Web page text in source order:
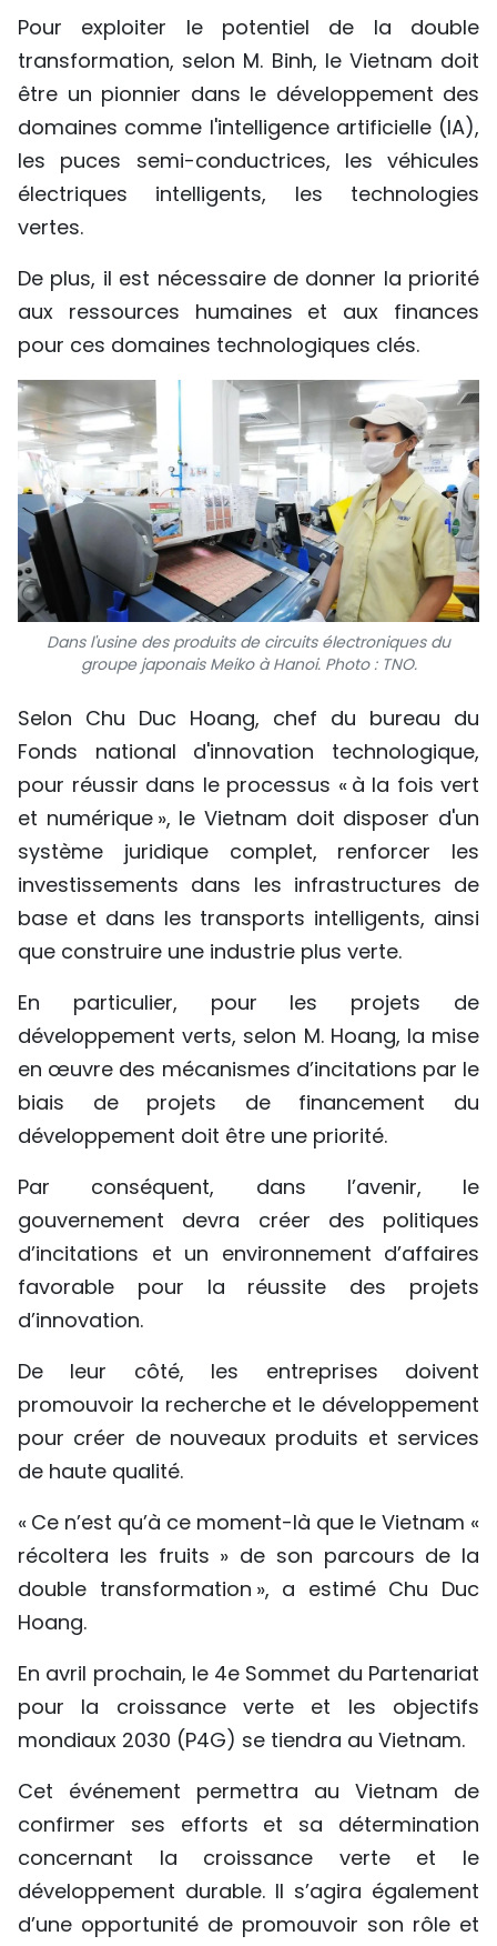
Pour exploiter le potentiel de la double
transformation, selon M. Binh, le Vietnam doit
être un pionnier dans le développement des
domaines comme l'intelligence artificielle (IA),
les puces semi-conductrices, les véhicules
électriques intelligents, les technologies
vertes.
De plus, il est nécessaire de donner la priorité
aux ressources humaines et aux finances
pour ces domaines technologiques clés.
Dans l'usine des produits de circuits électroniques du
groupe japonais Meiko à Hanoi.Photo : TNO.
Selon Chu Duc Hoang, chef du bureau du
Fonds national d'innovation technologique,
pour réussir dans le processus « à la fois vert
et numérique », le Vietnam doit disposer d'un
système juridique complet, renforcer les
investissements dans les infrastructures de
base et dans les transports intelligents, ainsi
que construire une industrie plus verte.
En particulier, pour les projets de
développement verts, selon M. Hoang, la mise
en œuvre des mécanismes d’incitations par le
biais de projets de financement du
développement doit être une priorité.
Par conséquent, dans l’avenir, le
gouvernement devra créer des politiques
d’incitations et un environnement d’affaires
favorable pour la réussite des projets
d’innovation.
De leur côté, les entreprises doivent
promouvoir la recherche et le développement
pour créer de nouveaux produits et services
de haute qualité.
« Ce n’est qu’à ce moment-là que le Vietnam «
récoltera les fruits » de son parcours de la
double transformation », a estimé Chu Duc
Hoang.
En avril prochain, le 4e Sommet du Partenariat
pour la croissance verte et les objectifs
mondiaux 2030 (P4G) se tiendra au Vietnam.
Cet événement permettra au Vietnam de
confirmer ses efforts et sa détermination
concernant la croissance verte et le
développement durable. Il s’agira également
d’une opportunité de promouvoir son rôle et